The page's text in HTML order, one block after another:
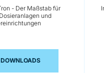
- Der Maßstab für
und
DOWNLOADSCOPERION K-TRON -